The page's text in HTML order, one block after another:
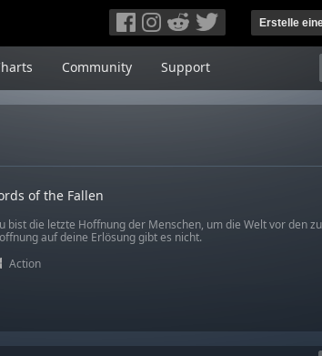
Erstelle
Community Support
of the Fallen
bist die letzte Hoffnung der Menschen, um die Welt vor den
auf deine Erlösung gibt es nicht.
Action